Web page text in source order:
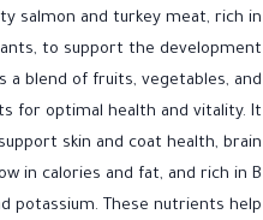
salmon and turkey meat, rich in
to support the development
a blend of fruits, vegetables, and
for optimal health and vitality. It
skin and coat health, brain
in calories and fat, and rich in B
potassium. These nutrients help